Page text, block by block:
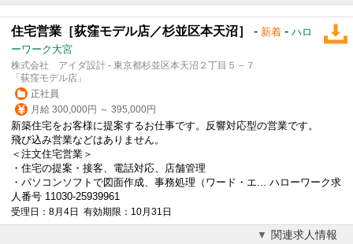
住宅営業［荻窪モデル店／杉並区本天沼］ - 新着 - ハロ
ーワーク大宮
株式会社 アイダ設計 - 東京都杉並区本天沼２丁目５－７
「荻窪モデル店」
正社員
月給 300,000円 ～ 395,000円
新築住宅をお客様に提案するお仕事です。反響対応型の営業です。
飛び込み営業などはありません。
＜注文住宅営業 ＞
・住宅の提案・接客、電話対応、店舗管理
・パソコンソフトで図面作成、事務処理（ワード・エ... ハローワーク求
人番号 11030-25939961
受理日：8月4日 有効期限：10月31日
関連求人情報